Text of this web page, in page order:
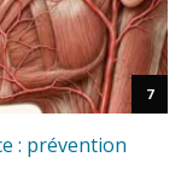
7
: prévention